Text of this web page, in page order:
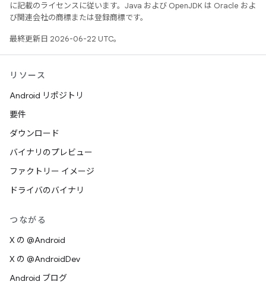
に記載のライセンスに従います。Java および OpenJDK は Oracle およ
び関連会社の商標または登録商標です。
最終更新日 2026-06-22 UTC。
リソース
Android リポジトリ
要件
ダウンロード
バイナリのプレビュー
ファクトリー イメージ
ドライバのバイナリ
つながる
X の @Android
X の @AndroidDev
Android ブログ